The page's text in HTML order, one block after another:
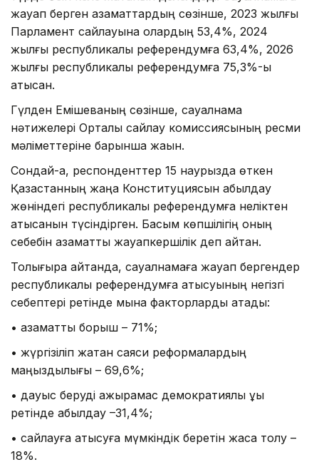
жауап берген азаматтардың сөзінше, 2023 жылғы
Парламент сайлауына олардың 53,4%, 2024
жылғы республикалық референдумға 63,4%, 2026
жылғы республикалық референдумға 75,3%-ы
қатысқан.
Гүлден Емішеваның сөзінше, сауалнама
нәтижелері Орталық сайлау комиссиясының ресми
мәліметтеріне барынша жақын.
Сондай-ақ, респонденттер 15 наурызда өткен
Қазақстанның жаңа Конституциясын қабылдау
жөніндегі республикалық референдумға неліктен
қатысқанын түсіндірген. Басым көпшілігің оның
себебін азаматтық жауапкершілік деп айтқан.
Толығырақ айтқанда, сауалнамаға жауап бергендер
республикалық референдумға қатысуының негізгі
себептері ретінде мына факторларды атады:
• азаматтық борыш – 71%;
• жүргізіліп жатқан саяси реформалардың
маңыздылығы – 69,6%;
• дауыс беруді ажырамас демократиялық құқық
ретінде қабылдау –31,4%;
• сайлауға қатысуға мүмкіндік беретін жасқа толу –
18%.